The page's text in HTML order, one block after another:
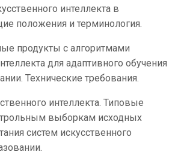
интеллекта в
положения и терминология.
продукты с алгоритмами
для адаптивного обучения
Технические требования.
интеллекта. Типовые
выборкам исходных
систем искусственного